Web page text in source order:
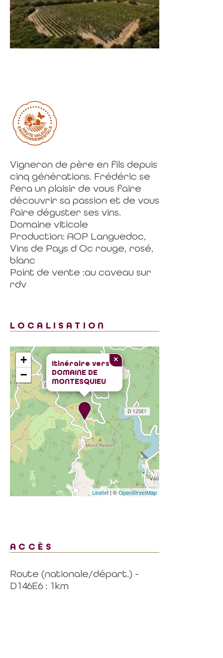
Vigneron de père en fils depuis
cinq générations. Frédéric se
fera un plaisir de vous faire
découvrir sa passion et de vous
faire déguster ses vins.
Domaine viticole
Production: AOP Languedoc,
Vins de Pays d Oc rouge, rosé,
blanc
Point de vente :au caveau sur
rdv
LOCALISATION
Itinéraire vers
DOMAINE DE
MONTESQUIEU
×
+
−
Leaflet| ©OpenStreetMap
ACCÈS
Route (nationale/départ.) -
D146E6 : 1km